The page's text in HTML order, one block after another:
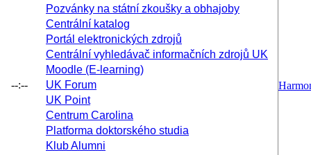
--:--
Pozvánky na státní zkoušky a obhajoby
Centrální katalog
Portál elektronických zdrojů
Centrální vyhledávač informačních zdrojů UK
Moodle (E-learning)
UK Forum
UK Point
Centrum Carolina
Platforma doktorského studia
Klub Alumni